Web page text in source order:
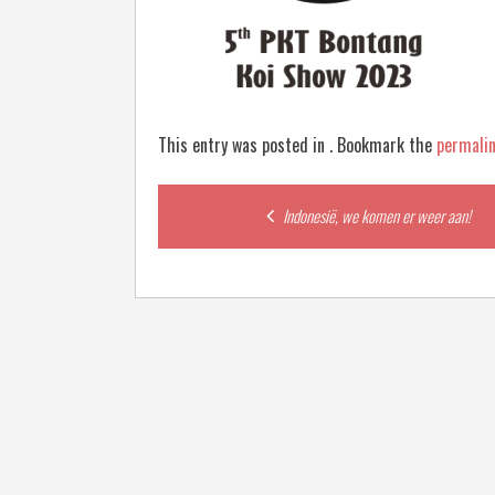
This entry was posted in . Bookmark the
navigation
Indonesië, we komen er weer aan!